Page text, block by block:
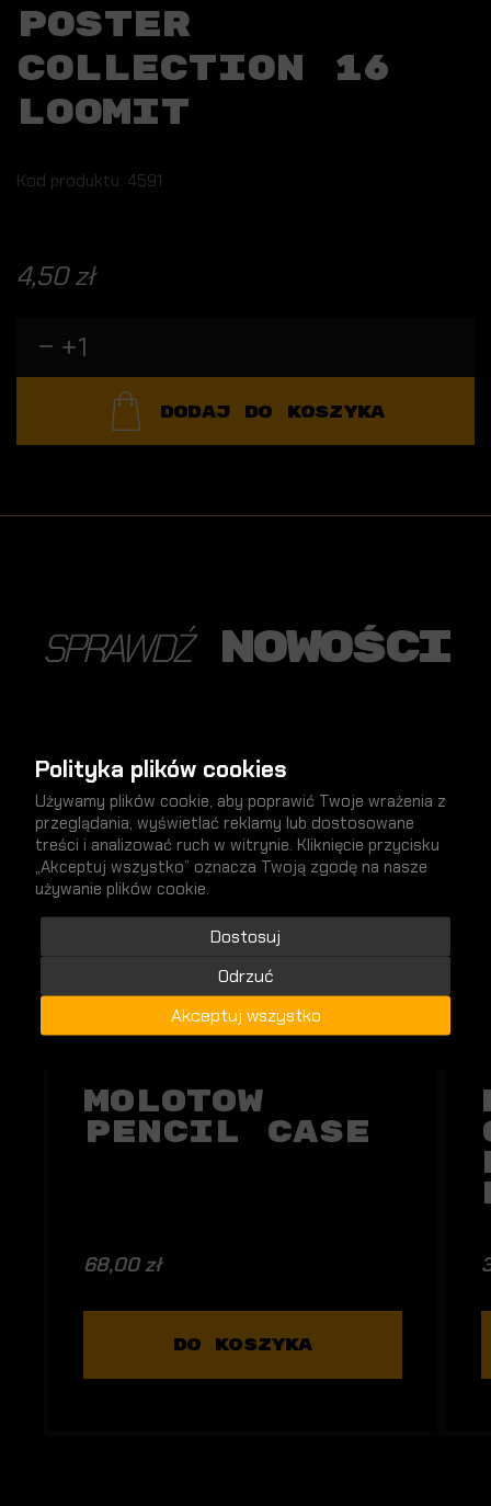
POSTER
COLLECTION 16
LOOMIT
Kod produktu: 4591
4,50 zł
DODAJ DO KOSZYKA
SPRAWDŹ nowości
Molotow
Pencil Case
68,00 zł
DO KOSZYKA
NOWY
Polityka plików cookies
Używamy plików cookie, aby poprawić Twoje wrażenia z
przeglądania, wyświetlać reklamy lub dostosowane
treści i analizować ruch w witrynie. Kliknięcie przycisku
„Akceptuj wszystko” oznacza Twoją zgodę na nasze
używanie plików cookie.
Dostosuj
Odrzuć
Akceptuj wszystko